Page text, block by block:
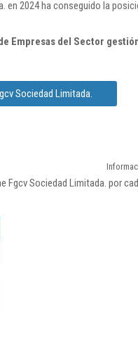
en 2024 ha conseguido la
Empresas del Sector
Sociedad Limitada.
Sociedad Limitada. por